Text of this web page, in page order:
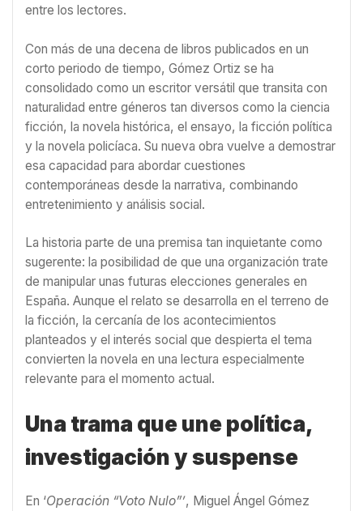
entre los lectores.
Con más de una decena de libros publicados en un
corto periodo de tiempo, Gómez Ortiz se ha
consolidado como un escritor versátil que transita con
naturalidad entre géneros tan diversos como la ciencia
ficción, la novela histórica, el ensayo, la ficción política
y la novela policíaca. Su nueva obra vuelve a demostrar
esa capacidad para abordar cuestiones
contemporáneas desde la narrativa, combinando
entretenimiento y análisis social.
La historia parte de una premisa tan inquietante como
sugerente: la posibilidad de que una organización trate
de manipular unas futuras elecciones generales en
España. Aunque el relato se desarrolla en el terreno de
la ficción, la cercanía de los acontecimientos
planteados y el interés social que despierta el tema
convierten la novela en una lectura especialmente
relevante para el momento actual.
Una trama que une política,
investigación y suspense
En ‘Operación “Voto Nulo”’, Miguel Ángel Gómez